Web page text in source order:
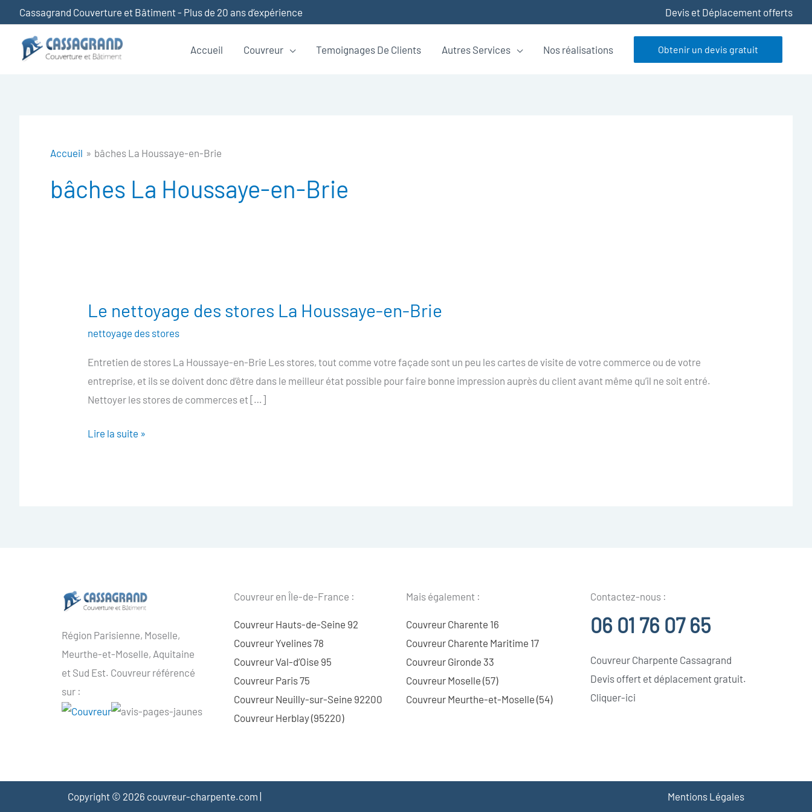
au
contenu
Cassagrand Couverture et Bâtiment - Plus de 20 ans d’expérience Devis et Déplacement offerts
Accueil Couvreur Temoignages De Clients Autres Services Nos réalisations Obtenir un devis gratuit
Accueil bâches La Houssaye-en-Brie
bâches La Houssaye-en-Brie
Le nettoyage des stores La Houssaye-en-Brie
nettoyage des stores
Entretien de stores La Houssaye-en-Brie Les stores, tout comme votre façade sont un peu les cartes de visite de votre commerce ou de votre
entreprise, et ils se doivent donc d’être dans le meilleur état possible pour faire bonne impression auprès du client avant même qu’il ne soit entré.
Nettoyer les stores de commerces et […]
Le
stores
La
Houssaye-
Brie
Lire la suite »
Région Parisienne, Moselle,
Meurthe-et-Moselle, Aquitaine
et Sud Est. Couvreur référencé
sur :
Couvreur en Île-de-France :
Couvreur Hauts-de-Seine 92
Couvreur Yvelines 78
Couvreur Val-d’Oise 95
Couvreur Paris 75
Couvreur Neuilly-sur-Seine 92200
Couvreur Herblay (95220)
Mais également :
Couvreur Charente 16
Couvreur Charente Maritime 17
Couvreur Gironde 33
Couvreur Moselle (57)
Couvreur Meurthe-et-Moselle (54)
Contactez-nous :
06 01 76 07 65
Couvreur Charpente Cassagrand
Devis offert et déplacement gratuit.
Cliquer-ici
Copyright © 2026 couvreur-charpente.com | Mentions Légales